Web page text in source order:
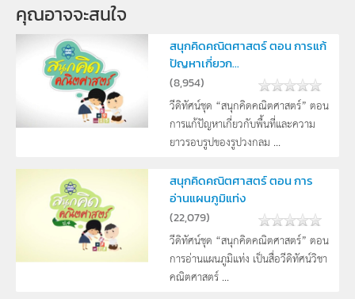
คุณอาจจะสนใจ
สนุกคิดคณิตศาสตร์ ตอน การแก้
ปัญหาเกี่ยวก...
(8,954)
วีดิทัศน์ชุด “สนุกคิดคณิตศาสตร์” ตอน
การแก้ปัญหาเกี่ยวกับพื้นที่และความ
ยาวรอบรูปของรูปวงกลม ...
สนุกคิดคณิตศาสตร์ ตอน การ
อ่านแผนภูมิแท่ง
(22,079)
วีดิทัศน์ชุด “สนุกคิดคณิตศาสตร์” ตอน
การอ่านแผนภูมิแท่ง เป็นสื่อวีดิทัศน์วิชา
คณิตศาสตร์ ...